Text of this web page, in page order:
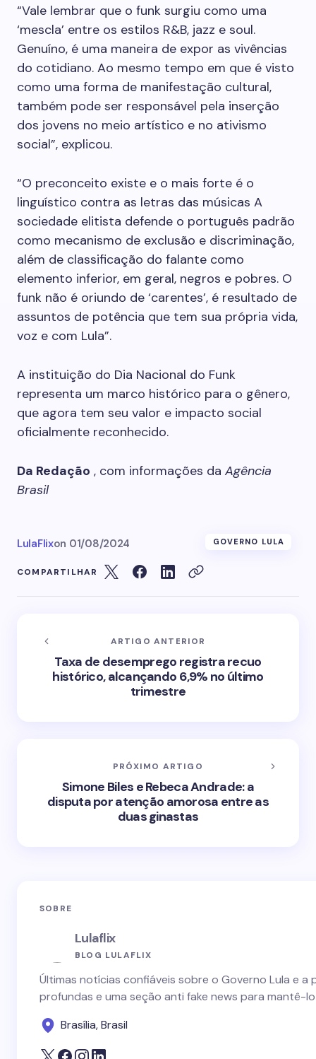
“Vale lembrar que o funk surgiu como uma
‘mescla’ entre os estilos R&B, jazz e soul.
Genuíno, é uma maneira de expor as vivências
do cotidiano. Ao mesmo tempo em que é visto
como uma forma de manifestação cultural,
também pode ser responsável pela inserção
dos jovens no meio artístico e no ativismo
social”, explicou.
“O preconceito existe e o mais forte é o
linguístico contra as letras das músicas A
sociedade elitista defende o português padrão
como mecanismo de exclusão e discriminação,
além de classificação do falante como
elemento inferior, em geral, negros e pobres. O
funk não é oriundo de ‘carentes’, é resultado de
assuntos de potência que tem sua própria vida,
voz e com Lula”.
A instituição do Dia Nacional do Funk
representa um marco histórico para o gênero,
que agora tem seu valor e impacto social
oficialmente reconhecido.
Da Redação , com informações da Agência
Brasil
LulaFlixon 01/08/2024 GOVERNO LULA
COMPARTILHAR
ARTIGO ANTERIOR
Taxa de desemprego registra recuo
histórico, alcançando 6,9% no último
trimestre
PRÓXIMO ARTIGO
Simone Biles e Rebeca Andrade: a
disputa por atenção amorosa entre as
duas ginastas
SOBRE
Lulaflix
BLOG LULAFLIX
Últimas notícias confiáveis sobre o Governo Lula e
profundas e uma seção anti fake news para mantê-
Brasília, Brasil